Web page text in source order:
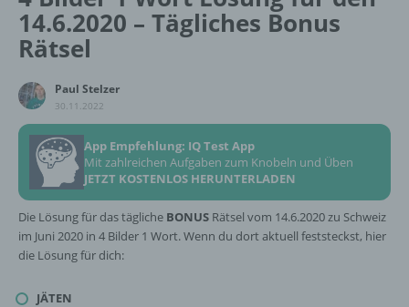
14.6.2020 – Tägliches Bonus
Rätsel
Paul Stelzer
30.11.2022
App Empfehlung: IQ Test App
Mit zahlreichen Aufgaben zum Knobeln und Üben
JETZT KOSTENLOS HERUNTERLADEN
Die Lösung für das tägliche BONUS Rätsel vom 14.6.2020 zu Schweiz
im Juni 2020 in 4 Bilder 1 Wort. Wenn du dort aktuell feststeckst, hier
die Lösung für dich:
JÄTEN